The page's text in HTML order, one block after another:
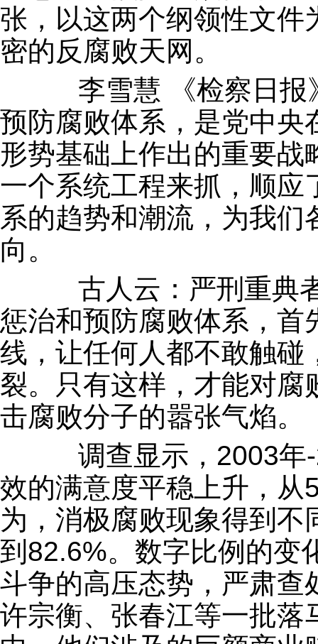
张，以这两个纲领性文件
密的反腐败天网。
李雪慧 《检察日报
预防腐败体系，是党中央
形势基础上作出的重要
一个系统工程来抓，顺应
系的趋势和潮流，为我
向。
古人云：严刑重典者
惩治和预防腐败体系，首
线，让任何人都不敢触碰
裂。只有这样，才能对
击腐败分子的嚣张气焰。
调查显示，2003年-
效的满意度平稳上升，
为，消极腐败现象得到
到82.6%。数字比例的变
斗争的高压态势，严肃查
许宗衡、张春江等一批落